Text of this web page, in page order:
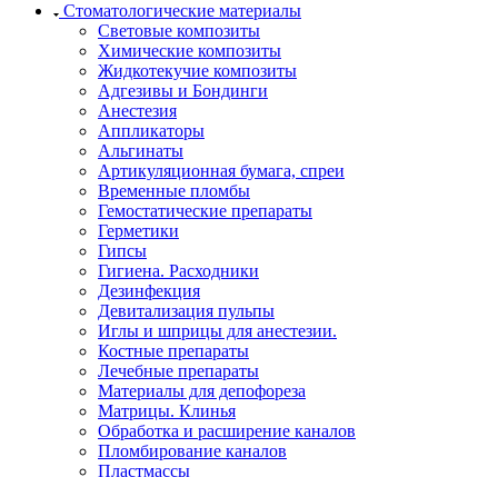
Стоматологические материалы
Световые композиты
Химические композиты
Жидкотекучие композиты
Адгезивы и Бондинги
Анестезия
Аппликаторы
Альгинаты
Артикуляционная бумага, спреи
Временные пломбы
Гемостатические препараты
Герметики
Гипсы
Гигиена. Расходники
Дезинфекция
Девитализация пульпы
Иглы и шприцы для анестезии.
Костные препараты
Лечебные препараты
Материалы для депофореза
Матрицы. Клинья
Обработка и расширение каналов
Пломбирование каналов
Пластмассы